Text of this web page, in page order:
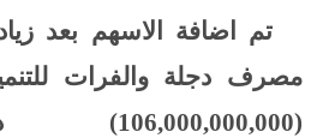
تم اضافة الاسهم بعد
مصرف دجلة والفرات